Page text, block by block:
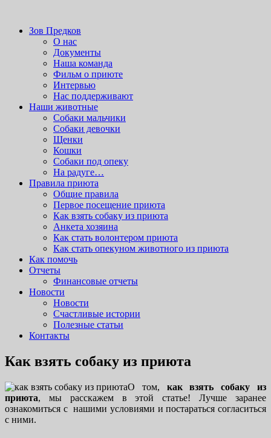
скачивания устанавливать через админку.
Зов Предков
приют для бездомных животных
Зов Предков
О нас
Документы
Наша команда
Фильм о приюте
Интервью
Нас поддерживают
Наши животные
Cобаки мальчики
Cобаки девочки
Щенки
Кошки
Собаки под опеку
На радуге…
Правила приюта
Общие правила
Первое посещение приюта
Как взять собаку из приюта
Анкета хозяина
Как стать волонтером приюта
Как стать опекуном животного из приюта
Как помочь
Отчеты
Финансовые отчеты
Новости
Новости
Счастливые истории
Полезные статьи
Контакты
Как взять собаку из приюта
О том, как взять собаку из
приюта, мы расскажем в этой статье! Лучше заранее
ознакомиться с нашими условиями и постараться согласиться
с ними.